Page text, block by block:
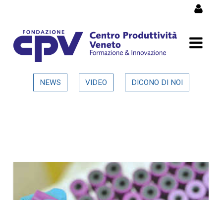
Dettaglio in evidenza
NEWS VIDEO DICONO DI NOI